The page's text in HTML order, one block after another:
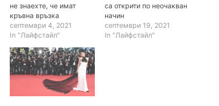
не знаехте, че имат
кръвна връзка
септември 4, 2021
In "Лайфстайл"
са открити по неочакван
начин
септември 19, 2021
In "Лайфстайл"